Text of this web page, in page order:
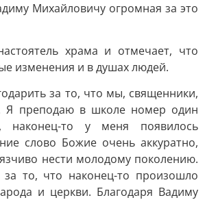
Михайловичу огромная за это
храма и отмечает, что
изменения и в душах людей.
за то, что мы, священники,
Я преподаю в школе номер один
наконец-то у меня появилось
слово Божие очень аккуратно,
нести молодому поколению.
за то, что наконец-то произошло
и церкви. Благодаря Вадиму